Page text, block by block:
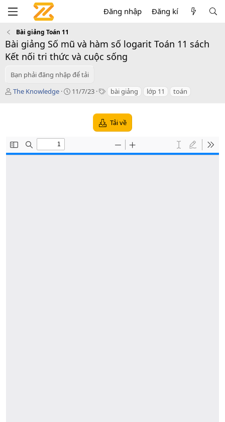
Đăng nhập Đăng kí
Bài giảng Toán 11
Bài giảng Số mũ và hàm số logarit Toán 11 sách
Kết nối tri thức và cuộc sống
Bạn phải đăng nhập để tải
T
The Knowledge
C
n
11/7/23
T bài giảng lớp 11 toán
Tải về